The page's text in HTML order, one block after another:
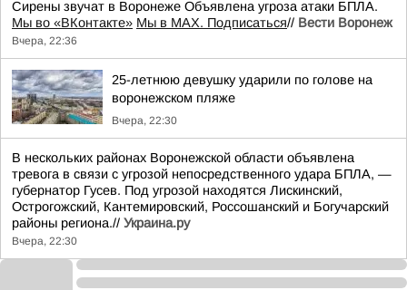
Сирены звучат в Воронеже Объявлена угроза атаки БПЛА.
Мы во «ВКонтакте» Мы в MAX. Подписаться// Вести Воронеж
Вчера, 22:36
25-летнюю девушку ударили по голове на
воронежском пляже
Вчера, 22:30
В нескольких районах Воронежской области объявлена
тревога в связи с угрозой непосредственного удара БПЛА, —
губернатор Гусев. Под угрозой находятся Лискинский,
Острогожский, Кантемировский, Россошанский и Богучарский
районы региона.// Украина.ру
Вчера, 22:30